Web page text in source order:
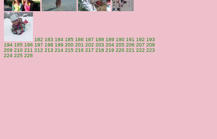
182 183 184 185 186 187 188 189 190 191 192 193
194 195 196 197 198 199 200 201 202 203 204 205 206 207 208
209 210 211 212 213 214 215 216 217 218 219 220 221 222 223
224 225 226